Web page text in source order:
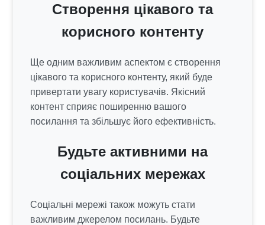
Створення цікавого та
корисного контенту
Ще одним важливим аспектом є створення
цікавого та корисного контенту, який буде
привертати увагу користувачів. Якісний
контент сприяє поширенню вашого
посилання та збільшує його ефективність.
Будьте активними на
соціальних мережах
Соціальні мережі також можуть стати
важливим джерелом посилань. Будьте